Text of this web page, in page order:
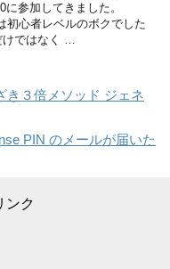
参加してきました。
初心者レベルのボクでした
けではなく …
き３倍メソッド ジェネ
PIN のメールが届いた
ンク